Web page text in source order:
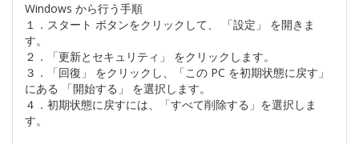
Windows から行う手順
１．スタート ボタンをクリックして、 「設定」 を開きま
す。
２．「更新とセキュリティ」 をクリックします。
３．「回復」 をクリックし、「この PC を初期状態に戻す」
にある 「開始する」 を選択します。
４．初期状態に戻すには、「すべて削除する」を選択しま
す。